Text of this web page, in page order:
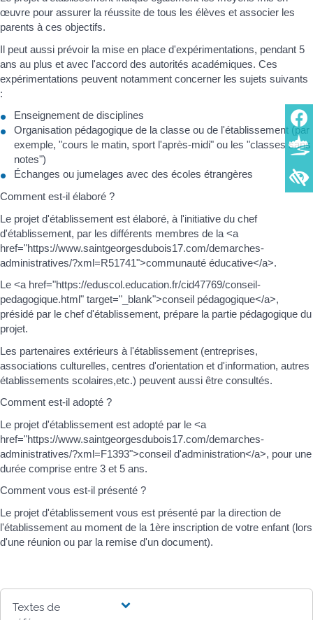
œuvre pour assurer la réussite de tous les élèves et associer les
parents à ces objectifs.
Il peut aussi prévoir la mise en place d'expérimentations, pendant 5
ans au plus et avec l'accord des autorités académiques. Ces
expérimentations peuvent notamment concerner les sujets suivants
:
Enseignement de disciplines
Organisation pédagogique de la classe ou de l'établissement (par
exemple, "cours le matin, sport l'après-midi" ou les "classes sans
notes")
Échanges ou jumelages avec des écoles étrangères
Comment est-il élaboré ?
Le projet d'établissement est élaboré, à l'initiative du chef
d'établissement, par les différents membres de la <a
href="https://www.saintgeorgesdubois17.com/demarches-
administratives/?xml=R51741">communauté éducative</a>.
Le <a href="https://eduscol.education.fr/cid47769/conseil-
pedagogique.html" target="_blank">conseil pédagogique</a>,
présidé par le chef d'établissement, prépare la partie pédagogique du
projet.
Les partenaires extérieurs à l'établissement (entreprises,
associations culturelles, centres d'orientation et d'information, autres
établissements scolaires,etc.) peuvent aussi être consultés.
Comment est-il adopté ?
Le projet d'établissement est adopté par le <a
href="https://www.saintgeorgesdubois17.com/demarches-
administratives/?xml=F1393">conseil d'administration</a>, pour une
durée comprise entre 3 et 5 ans.
Comment vous est-il présenté ?
Le projet d'établissement vous est présenté par la direction de
l'établissement au moment de la 1ère inscription de votre enfant (lors
d'une réunion ou par la remise d'un document).
Textes de